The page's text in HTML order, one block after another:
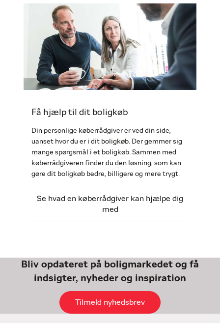
Få hjælp til dit boligkøb
Din personlige køberrådgiver er ved din side,
uanset hvor du er i dit boligkøb. Der gemmer sig
mange spørgsmål i et boligkøb. Sammen med
køberrådgiveren finder du den løsning, som kan
gøre dit boligkøb bedre, billigere og mere trygt.
Se hvad en køberrådgiver kan hjælpe dig
med
Bliv opdateret på boligmarkedet og få
indsigter, nyheder og inspiration
Tilmeld nyhedsbrev